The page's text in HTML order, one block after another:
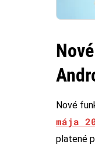
Nové
mája
platené